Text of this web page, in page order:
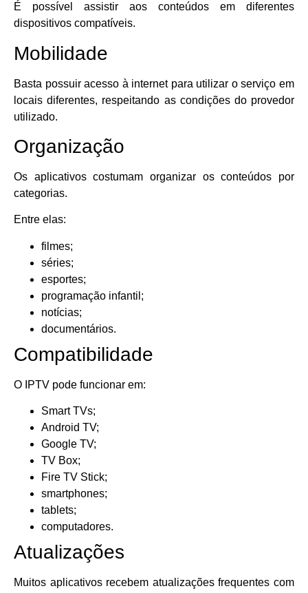
É possível assistir aos conteúdos em diferentes
dispositivos compatíveis.
Mobilidade
Basta possuir acesso à internet para utilizar o serviço em
locais diferentes, respeitando as condições do provedor
utilizado.
Organização
Os aplicativos costumam organizar os conteúdos por
categorias.
Entre elas:
filmes;
séries;
esportes;
programação infantil;
notícias;
documentários.
Compatibilidade
O IPTV pode funcionar em:
Smart TVs;
Android TV;
Google TV;
TV Box;
Fire TV Stick;
smartphones;
tablets;
computadores.
Atualizações
Muitos aplicativos recebem atualizações frequentes com